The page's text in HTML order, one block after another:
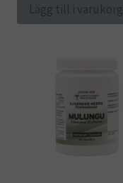
Lägg till i varukorg